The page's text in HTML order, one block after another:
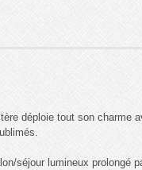
déploie tout son charme
séjour lumineux